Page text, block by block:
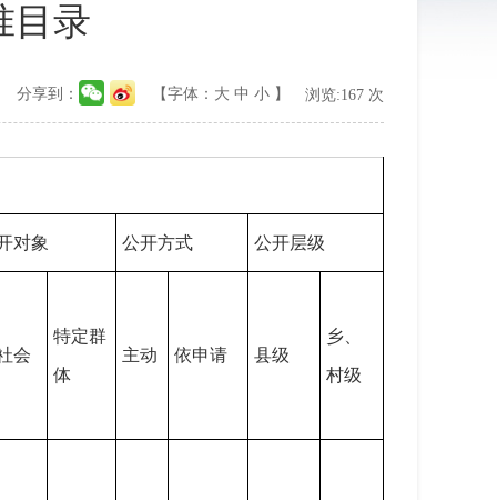
目录
【字体： 大 中 小 】 浏览:167 次
分享到：
对象 公开方式 公开层级
会
特定群
体
主动 依申请 县级
乡、
村级